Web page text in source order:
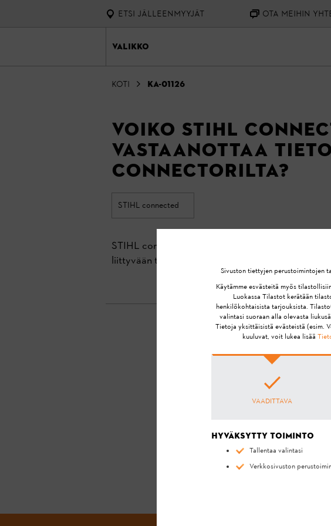
ETSI JÄLLEENMYYJÄT OTA MEIHIN
Valikko
Koti KA-01126
Voiko STIHL
vastaanottaa
Connectorilta?
STIHL connected
STIHL connected -appi voi vastaanottaa tietoja
liittyvään tiliin, jos nämä ovat kantaman (~10
SAITKO
Sivuston tiettyjen perustoimintojen
Käytämme esvästeitä myös
Luokassa Tilastot kerätään
henkilökohtaisista tarjouksista.
valintasi suoraan alla olevasta
Tietoja yksittäisistä evästeistä (esim.
kuuluvat, voit lukea lisää
VAADITTAVA
Hyväksytty toiminto
Tallentaa valintasi
Verkkosivuston